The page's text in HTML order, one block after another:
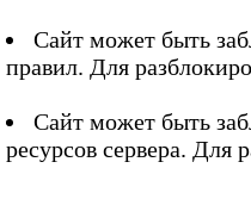
Сайт может быть
правил. Для
Сайт может быть
ресурсов сервера. Для